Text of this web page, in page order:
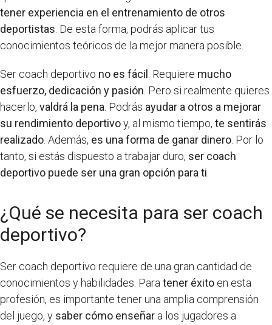
tener experiencia en el entrenamiento de otros
deportistas . De esta forma, podrás aplicar tus
conocimientos teóricos de la mejor manera posible.
Ser coach deportivo no es fácil . Requiere mucho
esfuerzo, dedicación y pasión . Pero si realmente quieres
hacerlo, valdrá la pena . Podrás ayudar a otros a mejorar
su rendimiento deportivoy, al mismo tiempo, te sentirás
realizado . Además, es una forma de ganar dinero . Por lo
tanto, si estás dispuesto a trabajar duro, ser coach
deportivo puede ser una gran opción para ti
¿Qué se necesita para ser coach
deportivo?
Ser coach deportivo requiere de una gran cantidad de
conocimientos y habilidades. Para tener éxito en esta
profesión, es importante tener una amplia comprensión
del juego, y saber cómo enseñar a los jugadores a